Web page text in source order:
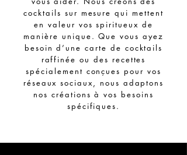
cocktails sur mesure qui mettent
en valeur vos spiritueux de
manière unique. Que vous ayez
besoin d’une carte de cocktails
raffinée ou des recettes
spécialement conçues pour vos
réseaux sociaux, nous adaptons
nos créations à vos besoins
spécifiques.